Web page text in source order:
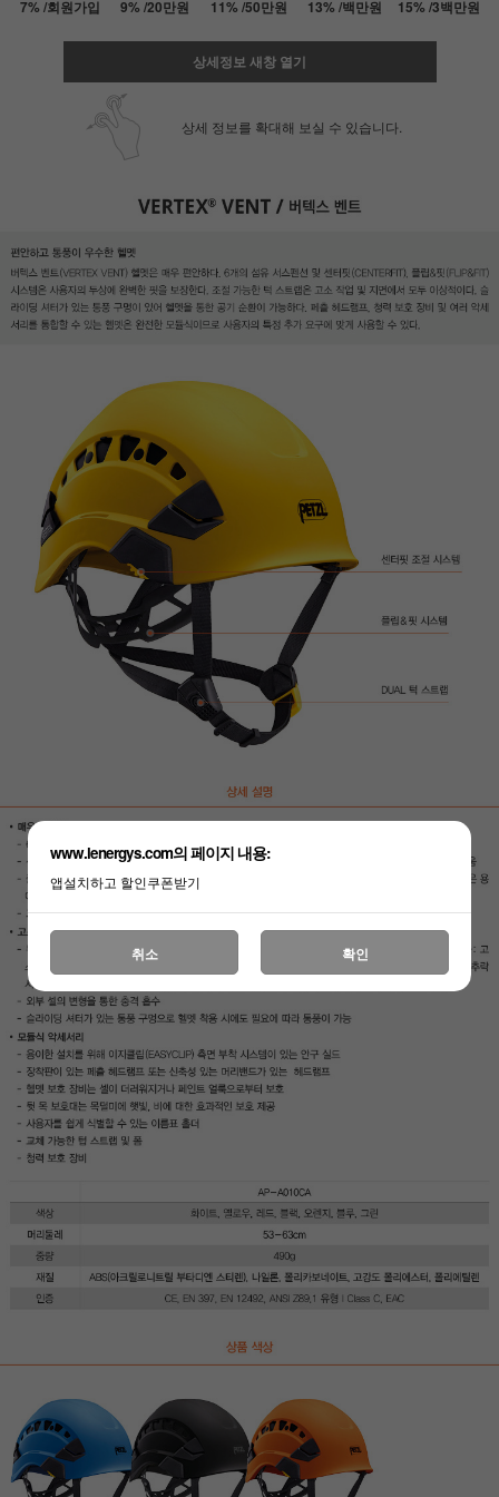
이코 라이프 하
7% /회원가입 9% /20만원 11% /50만원 13% /백만원 15% /3백만원
상세정보 새창 열기
상세 정보를 확대해 보실 수 있습니다.
www.lenergys.com의 페이지 내용:
앱설치하고 할인쿠폰받기
취소 확인